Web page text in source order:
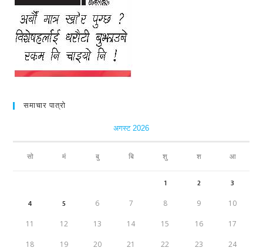
समाचार पात्रो
अगस्ट 2026
सो मं बु बि शु श आ
1 2
3
4
5 6 7 8 9 10
11 12 13 14 15 16 17
18 19 20 21 22 23 24